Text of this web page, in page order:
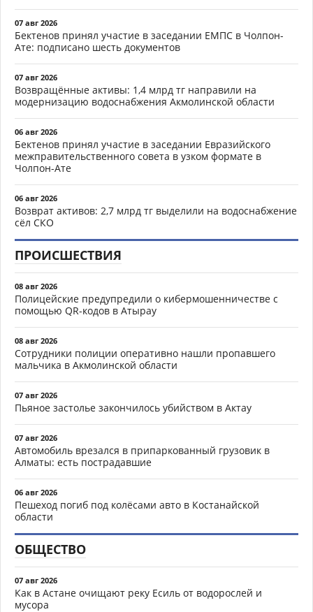
07 авг 2026
Бектенов принял участие в заседании ЕМПС в Чолпон-
Ате: подписано шесть документов
07 авг 2026
Возвращённые активы: 1,4 млрд тг направили на
модернизацию водоснабжения Акмолинской области
06 авг 2026
Бектенов принял участие в заседании Евразийского
межправительственного совета в узком формате в
Чолпон-Ате
06 авг 2026
Возврат активов: 2,7 млрд тг выделили на водоснабжение
сёл СКО
ПРОИСШЕСТВИЯ
08 авг 2026
Полицейские предупредили о кибермошенничестве с
помощью QR-кодов в Атырау
08 авг 2026
Сотрудники полиции оперативно нашли пропавшего
мальчика в Акмолинской области
07 авг 2026
Пьяное застолье закончилось убийством в Актау
07 авг 2026
Автомобиль врезался в припаркованный грузовик в
Алматы: есть пострадавшие
06 авг 2026
Пешеход погиб под колёсами авто в Костанайской
области
ОБЩЕСТВО
07 авг 2026
Как в Астане очищают реку Есиль от водорослей и
мусора